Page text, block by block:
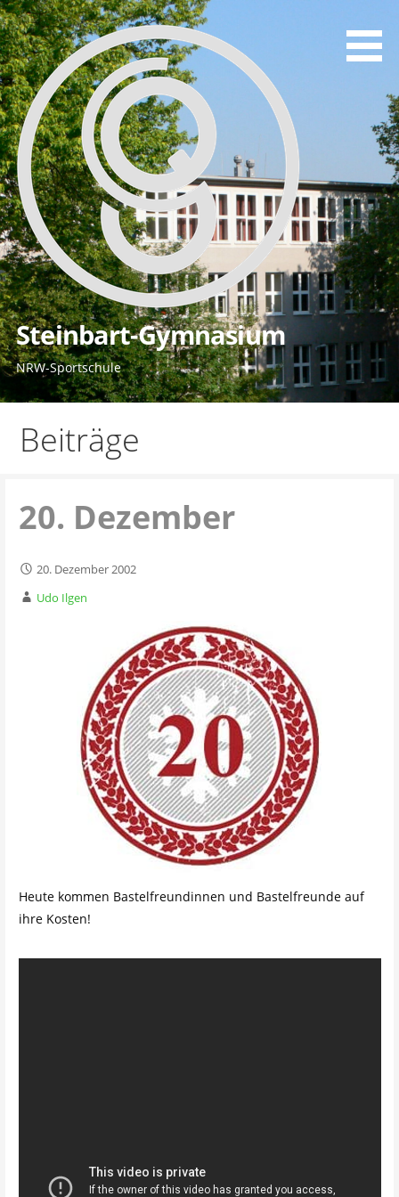
Zum
Inhalt
springen
Steinbart-Gymnasium
NRW-Sportschule
Beiträge
20. Dezember
20. Dezember 2002
Udo Ilgen
Heute kommen Bastelfreundinnen und Bastelfreunde auf
ihre Kosten!